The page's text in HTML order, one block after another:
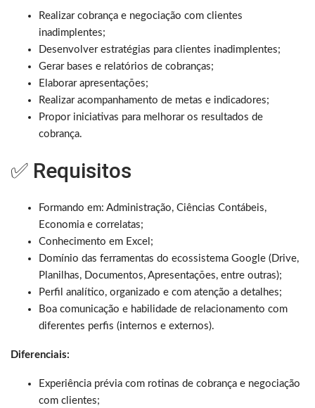
Realizar cobrança e negociação com clientes
inadimplentes;
Desenvolver estratégias para clientes inadimplentes;
Gerar bases e relatórios de cobranças;
Elaborar apresentações;
Realizar acompanhamento de metas e indicadores;
Propor iniciativas para melhorar os resultados de
cobrança.
✅ Requisitos
Formando em: Administração, Ciências Contábeis,
Economia e correlatas;
Conhecimento em Excel;
Domínio das ferramentas do ecossistema Google (Drive,
Planilhas, Documentos, Apresentações, entre outras);
Perfil analítico, organizado e com atenção a detalhes;
Boa comunicação e habilidade de relacionamento com
diferentes perfis (internos e externos).
Diferenciais:
Experiência prévia com rotinas de cobrança e negociação
com clientes;